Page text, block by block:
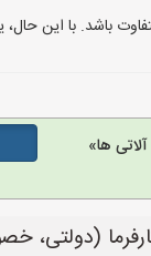
باشد. با این
ها»
(دولتی،